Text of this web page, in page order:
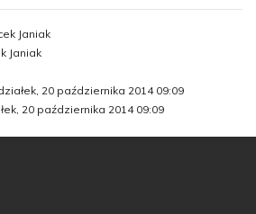
Janiak
Janiak
20 października 2014 09:09
20 października 2014 09:09